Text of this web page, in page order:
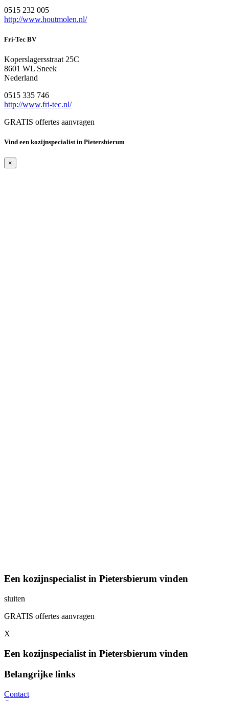
0515 232 005
http://www.houtmolen.nl/
Fri-Tec BV
Koperslagersstraat 25C
8601 WL Sneek
Nederland
0515 335 746
http://www.fri-tec.nl/
GRATIS offertes aanvragen
Vind een kozijnspecialist in Pietersbierum
×
Een kozijnspecialist in Pietersbierum vinden
sluiten
GRATIS offertes aanvragen
X
Een kozijnspecialist in Pietersbierum vinden
Belangrijke links
Contact